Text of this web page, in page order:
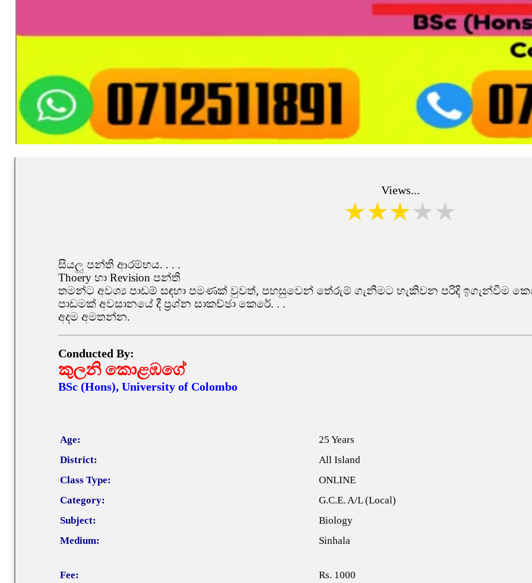
Views...
සියලු පන්ති ආරම්භය. . . .
Thoery හා Revision පන්ති
තමන්ට අවශ්‍ය පාඩම් සඳහා පමණක් වුවත්, පහසුවෙන් තේරුම් ගැනීමට හැකිවන පරිදි ඉගැන්වීම
පාඩමක් අවසානයේ දී ප්‍රශ්න සාකච්ඡා කෙරේ. . .
අදම අමතන්න.
Conducted By:
කුලනි කොළඹගේ
BSc (Hons), University of Colombo
Age:
25 Years
District:
All Island
Class Type:
ONLINE
Category:
G.C.E. A/L (Local)
Subject:
Biology
Medium:
Sinhala
Fee: Rs. 1000